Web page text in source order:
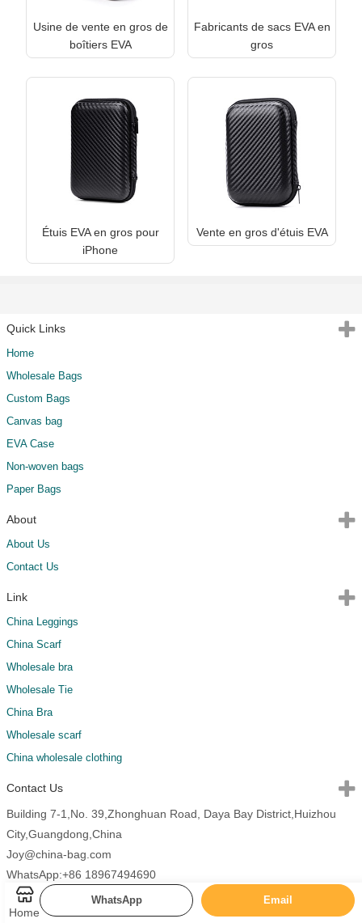
Usine de vente en gros de
boîtiers EVA
Fabricants de sacs EVA en
gros
Étuis EVA en gros pour
iPhone
Vente en gros d'étuis EVA
Quick Links
Home
Wholesale Bags
Custom Bags
Canvas bag
EVA Case
Non-woven bags
Paper Bags
About
About Us
Contact Us
Link
China Leggings
China Scarf
Wholesale bra
Wholesale Tie
China Bra
Wholesale scarf
China wholesale clothing
Contact Us
Building 7-1,No. 39,Zhonghuan Road, Daya Bay District,Huizhou
City,Guangdong,China
Joy@china-bag.com
WhatsApp:+86 18967494690
Copyright 2026 China Bags All Rights Reserved.
Home
WhatsApp Email